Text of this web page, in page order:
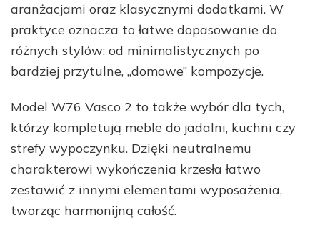
aranżacjami oraz klasycznymi dodatkami. W
praktyce oznacza to łatwe dopasowanie do
różnych stylów: od minimalistycznych po
bardziej przytulne, „domowe” kompozycje.
Model W76 Vasco 2 to także wybór dla tych,
którzy kompletują meble do jadalni, kuchni czy
strefy wypoczynku. Dzięki neutralnemu
charakterowi wykończenia krzesła łatwo
zestawić z innymi elementami wyposażenia,
tworząc harmonijną całość.